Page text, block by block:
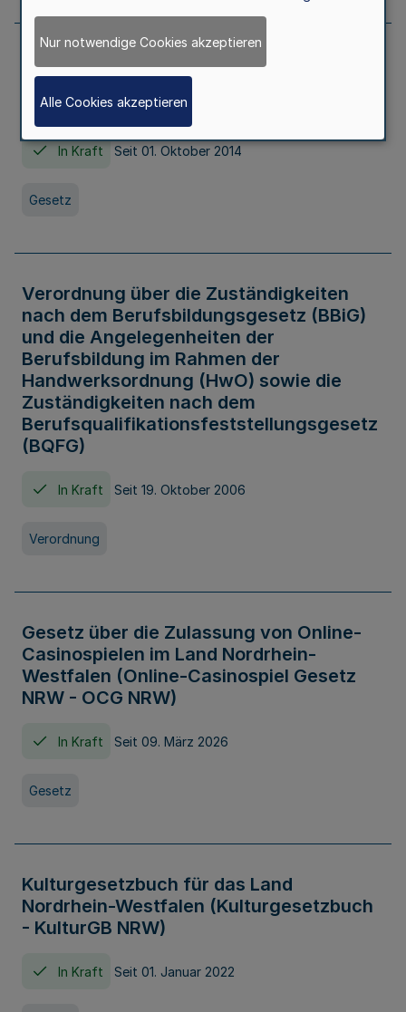
Gesetz über die Hochschulen des Landes
Nordrhein-Westfalen (Hochschulgesetz -
HG)
In Kraft Seit 01. Oktober 2014
Gesetz
Verordnung über die Zuständigkeiten
nach dem Berufsbildungsgesetz (BBiG)
und die Angelegenheiten der
Berufsbildung im Rahmen der
Handwerksordnung (HwO) sowie die
Zuständigkeiten nach dem
Berufsqualifikationsfeststellungsgesetz
(BQFG)
In Kraft Seit 19. Oktober 2006
Verordnung
Gesetz über die Zulassung von Online-
Casinospielen im Land Nordrhein-
Westfalen (Online-Casinospiel Gesetz
NRW - OCG NRW)
In Kraft Seit 09. März 2026
Gesetz
Kulturgesetzbuch für das Land
Nordrhein-Westfalen (Kulturgesetzbuch
- KulturGB NRW)
In Kraft Seit 01. Januar 2022
Nur notwendige Cookies akzeptieren
Alle Cookies akzeptieren